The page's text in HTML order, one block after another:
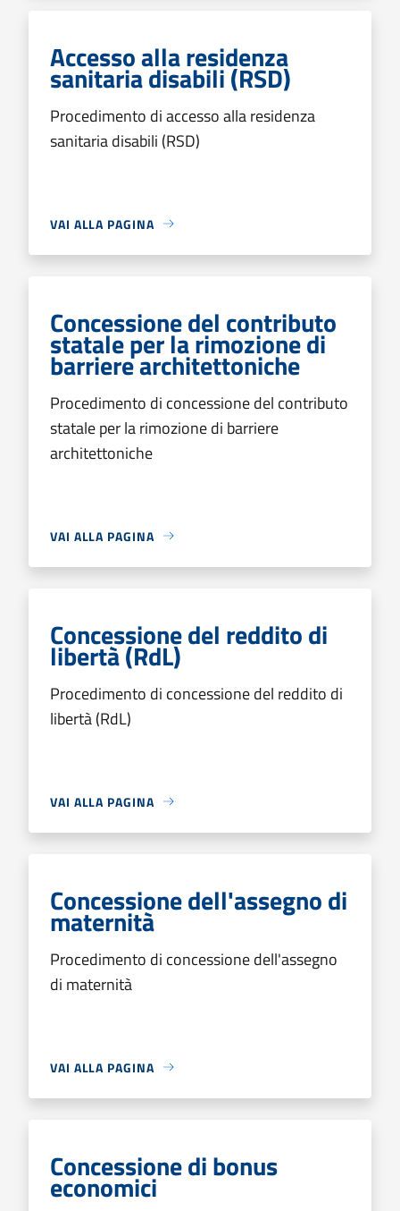
Accesso alla residenza
sanitaria disabili (RSD)
Procedimento di accesso alla residenza
sanitaria disabili (RSD)
VAI ALLA PAGINA
Concessione del contributo
statale per la rimozione di
barriere architettoniche
Procedimento di concessione del contributo
statale per la rimozione di barriere
architettoniche
VAI ALLA PAGINA
Concessione del reddito di
libertà (RdL)
Procedimento di concessione del reddito di
libertà (RdL)
VAI ALLA PAGINA
Concessione dell'assegno di
maternità
Procedimento di concessione dell'assegno
di maternità
VAI ALLA PAGINA
Concessione di bonus
economici